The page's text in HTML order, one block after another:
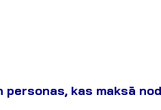
kas maksā